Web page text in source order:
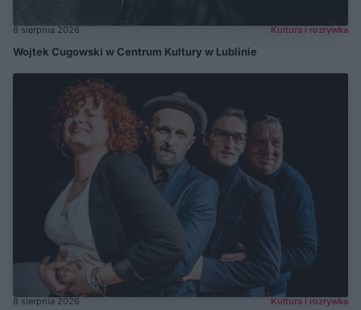
8 sierpnia 2026 Kultura i rozrywka
Wojtek Cugowski w Centrum Kultury w Lublinie
8 sierpnia 2026 Kultura i rozrywka